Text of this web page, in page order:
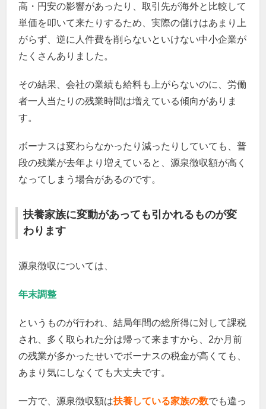
高・円安の影響があったり、取引先が海外と比較して
単価を叩いて来たりするため、実際の儲けはあまり上
がらず、逆に人件費を削らないといけない中小企業が
たくさんありました。
その結果、会社の業績も給料も上がらないのに、労働
者一人当たりの残業時間は増えている傾向がありま
す。
ボーナスは変わらなかったり減ったりしていても、普
段の残業が去年より増えていると、源泉徴収額が高く
なってしまう場合があるのです。
扶養家族に変動があっても引かれるものが変
わります
源泉徴収については、
年末調整
というものが行われ、結局年間の総所得に対して課税
され、多く取られた分は帰って来ますから、2か月前
の残業が多かったせいでボーナスの税金が高くても、
あまり気にしなくても大丈夫です。
一方で、源泉徴収額は扶養している家族の数でも違っ